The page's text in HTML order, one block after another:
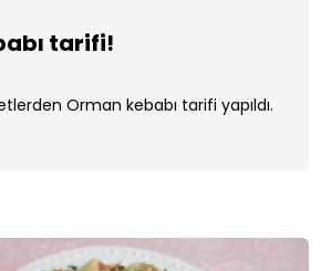
tarifi!
Orman kebabı tarifi yapıldı.